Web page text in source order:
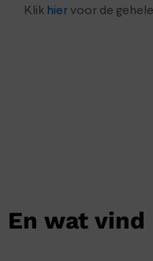
Klik hiervoor de
En wat vind